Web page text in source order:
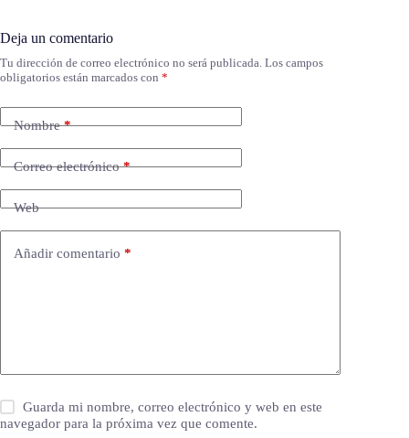
Deja un comentario
Tu dirección de correo electrónico no será publicada. Los campos
obligatorios están marcados con *
Nombre*
Correo electrónico*
Web
Añadir comentario *
Guarda mi nombre, correo electrónico y web en este
navegador para la próxima vez que comente.